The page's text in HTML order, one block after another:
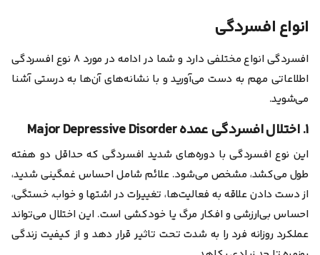
انواع افسردگی
افسردگی انواع مختلفی دارد و شما در ادامه در مورد ۸ نوع افسردگی
اطلاعاتی مهم به‌ دست می‌آورید و با نشانه‌های آن‌ها به درستی آشنا
می‌شوید.
۱. اختلال افسردگی عمده Major Depressive Disorder
این نوع افسردگی با دوره‌های شدید افسردگی که حداقل دو هفته
طول می‌کشد، مشخص می‌شود. علائم شامل احساس غمگینی شدید،
از دست دادن علاقه به فعالیت‌ها، تغییرات در اشتها و خواب، خستگی،
احساس بی‌ارزشی و افکار مرگ یا خودکشی است. این اختلال می‌تواند
عملکرد روزانه فرد را به شدت تحت تاثیر قرار دهد و از کیفیت زندگی